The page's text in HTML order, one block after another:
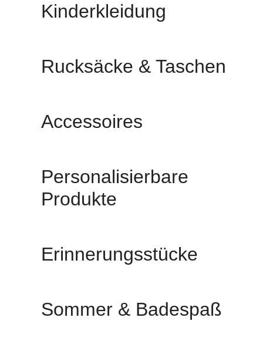
Kinderkleidung
Rucksäcke & Taschen
Accessoires
Personalisierbare
Produkte
Erinnerungsstücke
Sommer & Badespaß